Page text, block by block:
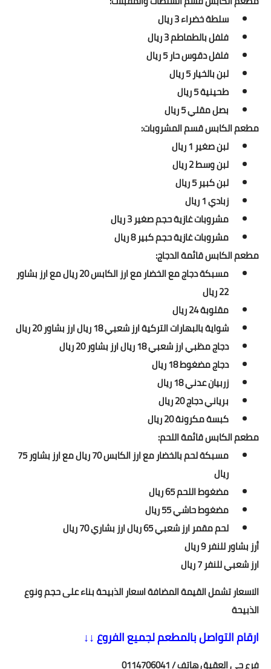
سلطة خضراء 3 ريال
فلفل بالطماطم 3 ريال
فلفل دقوس حار 5 ريال
لبن بالخيار 5 ريال
طحينية 5 ريال
بصل مقلي 5 ريال
مطعم الكابس قسم المشروبات:
لبن صغير 1 ريال
لبن وسط 2 ريال
لبن كبير 5 ريال
زبادي 1 ريال
مشروبات غازية حجم صغير 3 ريال
مشروبات غازية حجم كبير 8 ريال
مطعم الكابس قائمة الدجاج:
مسبكة دجاج مع الخضار مع ارز الكابس 20 ريال مع ارز بشاور
22 ريال
مقلوبة 24 ريال
شواية بالبهارات التركية ارز شعبي 18 ريال ارز بشاور 20 ريال
دجاج مظبي ارز شعبي 18 ريال ارز بشاور 20 ريال
دجاج مضغوط 18 ريال
زربيان عدني 18 ريال
برياني دجاج 20 ريال
كبسة مكرونة 20 ريال
مطعم الكابس قائمة اللحم:
مسبكة لحم بالخضار مع ارز الكابس 70 ريال مع ارز بشاور 75
ريال
مضغوط اللحم 65 ريال
مضغوط حاشي 55 ريال
لحم مقمر ارز شعبي 65 ريال ارز بشاري 70 ريال
أرز بشاور للنفر 9 ريال
ارز شعبي للنفر 7 ريال
الاسعار تشمل القيمة المضافة اسعار الذبيحة بناء على حجم ونوع
الذبيحة
ارقام التواصل بالمطعم لجميع الفروع ↓↓
فرع حي العقيق هاتف / 0114706041